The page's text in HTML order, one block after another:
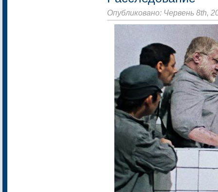
Опубликовано: Червень 8th,